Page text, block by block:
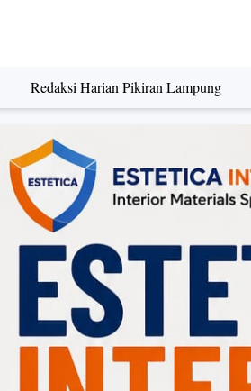
Redaksi Harian Pikiran Lampung